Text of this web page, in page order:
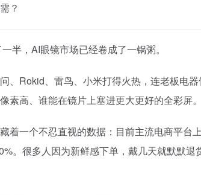
？
半，AI眼镜市场已经卷成了一锅粥。
、Rokid、雷鸟、小米打得火热，连老板电
素高、谁能在镜片上塞进更大更好的全彩屏。
着一个不忍直视的数据：目前主流电商平台
。很多人因为新鲜感下单，戴几天就默默